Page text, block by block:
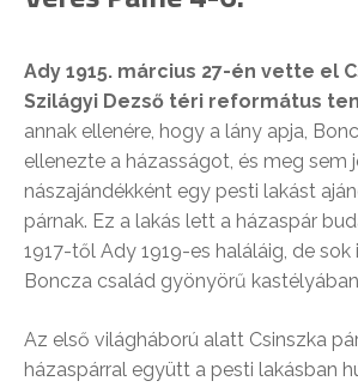
Ady 1915. március 27-én vette el
Szilágyi Dezső téri református
annak ellenére, hogy a lány apja,
ellenezte a házasságot, és meg sem
nászajándékként egy pesti lakást
párnak. Ez a lakás lett a házaspár
1917-től Ady 1919-es haláláig, de
Boncza család gyönyörű
Az első világháború alatt Csinszka
házaspárral együtt a pesti lakásban